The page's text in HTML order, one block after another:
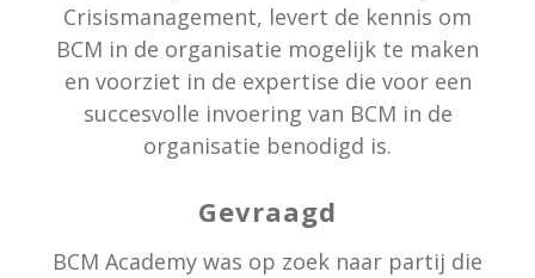
Crisismanagement, levert de kennis om
BCM in de organisatie mogelijk te maken
en voorziet in de expertise die voor een
succesvolle invoering van BCM in de
organisatie benodigd is.
Gevraagd
BCM Academy was op zoek naar partij die